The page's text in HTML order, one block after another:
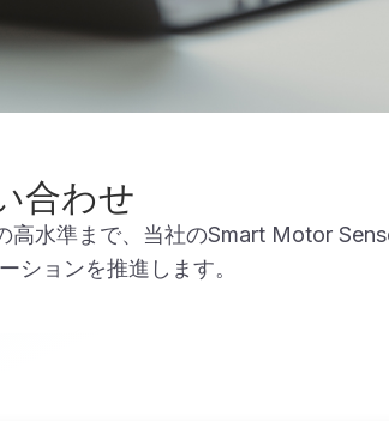
合わせ
水準まで、当社のSmart Motor
ションを推進します。